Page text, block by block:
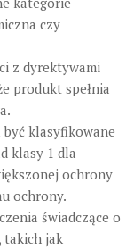
czy
z dyrektywami
produkt spełnia
klasyfikowane
klasy 1 dla
ochrony
ochrony.
świadczące o
takich jak